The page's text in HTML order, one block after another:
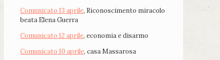
Comunicato 13 aprile, Riconoscimento miracolo
beata Elena Guerra
Comunicato 12 aprile, economia e disarmo
Comunicato 10 aprile, casa Massarosa